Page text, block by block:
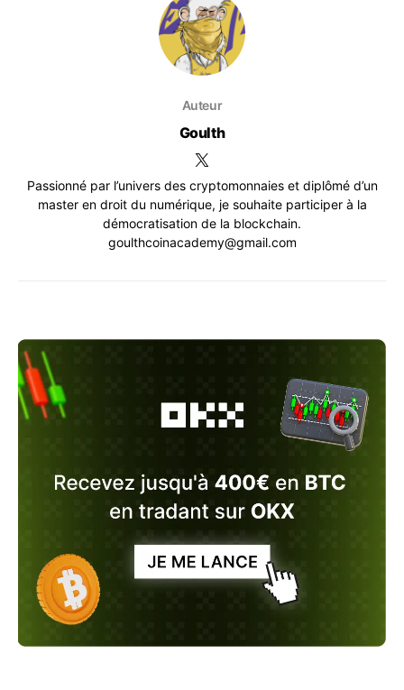
Auteur
Goulth
Passionné par l’univers des cryptomonnaies et diplômé d’un
master en droit du numérique, je souhaite participer à la
démocratisation de la blockchain.
goulthcoinacademy@gmail.com